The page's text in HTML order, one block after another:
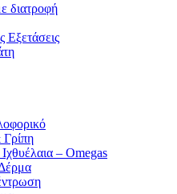
διατροφή
Εξετάσεις
– Omegas